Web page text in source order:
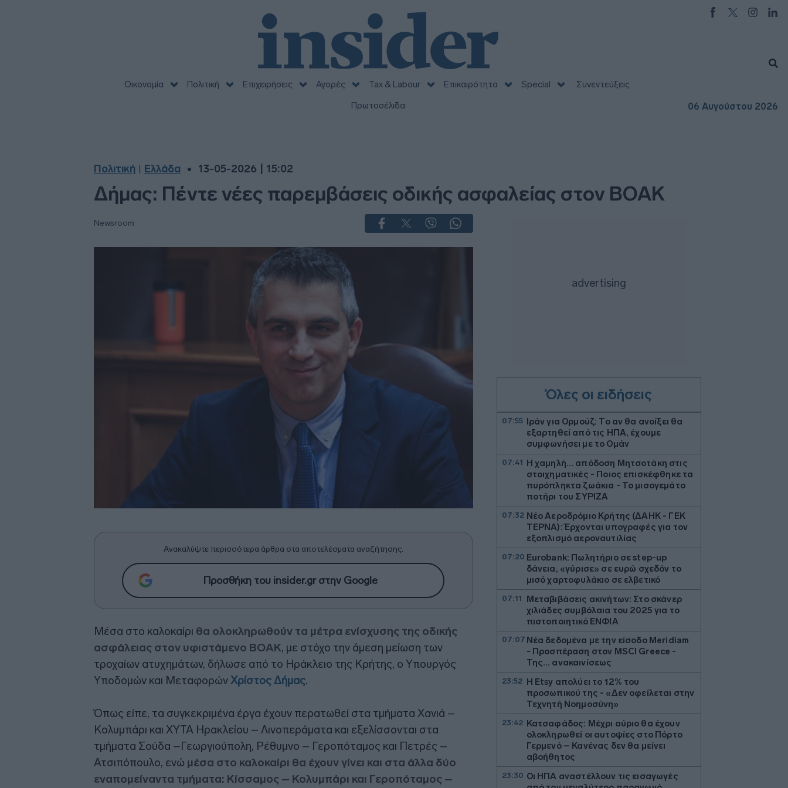
Οικονομία Πολιτική Επιχειρήσεις Αγορές Tax & Labour Επικαιρότητα Special
Συνεντεύξεις
Πρωτοσέλιδα
06 Αυγούστου 2026
Πολιτική Ελλάδα 13-05-2026 | 15:02
Δήμας: Πέντε νέες παρεμβάσεις οδικής ασφαλείας στον ΒΟΑΚ
Newsroom
Ανακαλύψτε περισσότερα άρθρα στα αποτελέσματα αναζήτησης.
Προσθήκη του insider.gr στην Google
Μέσα στο καλοκαίρι θα ολοκληρωθούν τα μέτρα ενίσχυσης της οδικής
ασφάλειας στον υφιστάμενο ΒΟΑΚ, με στόχο την άμεση μείωση των
τροχαίων ατυχημάτων, δήλωσε από το Ηράκλειο της Κρήτης, ο Υπουργός
Υποδομών και ΜεταφορώνΧρίστος Δήμας.
Όπως είπε, τα συγκεκριμένα έργα έχουν περατωθεί στα τμήματα Χανιά –
Κολυμπάρι και ΧΥΤΑ Ηρακλείου – Λινοπεράματα και εξελίσσονται στα
τμήματα Σούδα –Γεωργιούπολη, Ρέθυμνο – Γεροπόταμος και Πετρές –
Ατσιπόπουλο, ενώ μέσα στο καλοκαίρι θα έχουν γίνει και στα άλλα δύο
εναπομείναντα τμήματα: Κίσσαμος – Κολυμπάρι και Γεροπόταμος –
Όλες οι ειδήσεις
07:55
Ιράν για Ορμούζ: Το αν θα ανοίξει θα
εξαρτηθεί από τις ΗΠΑ, έχουμε
συμφωνήσει με το Ομάν
07:41 Η χαμηλή… απόδοση Μητσοτάκη στις
στοιχηματικές - Ποιος επισκέφθηκε τα
πυρόπληκτα ζωάκια - Το μισογεμάτο
ποτήρι του ΣΥΡΙΖΑ
07:32 Νέο Αεροδρόμιο Κρήτης (ΔΑΗΚ - ΓΕΚ
ΤΕΡΝΑ): Έρχονται υπογραφές για τον
εξοπλισμό αεροναυτιλίας
07:20 Eurobank: Πωλητήριο σε step-up
δάνεια, «γύρισε» σε ευρώ σχεδόν το
μισό χαρτοφυλάκιο σε ελβετικό
07:11
Μεταβιβάσεις ακινήτων: Στο σκάνερ
χιλιάδες συμβόλαια του 2025 για το
πιστοποιητικό ΕΝΦΙΑ
07:07 Νέα δεδομένα με την είσοδο Meridiam
- Προσπέραση στον MSCI Greece -
Της… ανακαινίσεως
23:52 Η Etsy απολύει το 12% του
προσωπικού της - «Δεν οφείλεται στην
Τεχνητή Νοημοσύνη»
23:42 Κατσαφάδος: Μέχρι αύριο θα έχουν
ολοκληρωθεί οι αυτοψίες στο Πόρτο
Γερμενό – Κανένας δεν θα μείνει
αβοήθητος
23:30 Οι ΗΠΑ αναστέλλουν τις εισαγωγές